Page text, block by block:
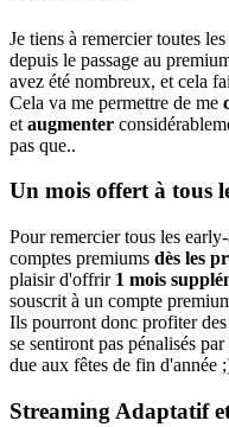
Je tiens à remercier toutes
depuis le passage au
avez été nombreux, et cela
Cela va me permettre de me
et augmenter
pas que..
Un mois offert à tous
Pour remercier tous les
comptes premiums dès les
plaisir d'offrir 1 mois
souscrit à un compte
Ils pourront donc profiter des
se sentiront pas pénalisés
due aux fêtes de fin d'année
Streaming Adaptatif